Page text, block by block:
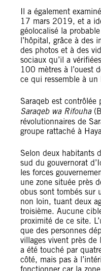
Il a également
17 mars 2019, et a
géolocalisé la
l’hôpital, grâce à des
des photos et à des
sociaux qu’il a
100 mètres à l’ouest
ce qui ressemble à un
Saraqeb est contrôlée
Saraqeb wa Rifouha
révolutionnaires de
groupe rattaché à
Selon deux habitants
sud du gouvernorat
les forces
une zone située près
obus sont tombés sur
non loin, tuant deux
troisième. Aucune
proximité de ce site.
que des personnes
villages vivent près de
a été touché par
côté, mais pas à